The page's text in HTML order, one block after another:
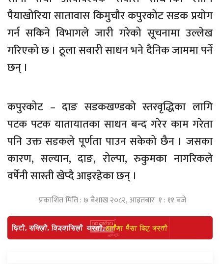
पैयाखोरिया सातावास किमुचौर कपुरकोट सडक प्रयोग
गर्न सकिने विभागले जारी गरेको सूचनामा उल्लेख
गरिएको छ । ठूला सवारी साधन भने दैनिक जाममा पर्ने
छन् ।
कपुरकोट – दाङ सडकखण्डको स्तरवृद्धिका लागि
पटक पटक यातायातका साधन बन्द गरेर काम गरेता
पनि उक्त सडकले पूर्णता पाउन सकेको छैन । जसका
कारण, सल्यान, दाङ, रोल्पा, रुकुमका नागरिकले
वर्षेनी सास्ती खेप्दै आइरहेका छन् ।
प्रकाशित मिति : ७ बैशाख २०८२, आइतबार १ : ११ बजे